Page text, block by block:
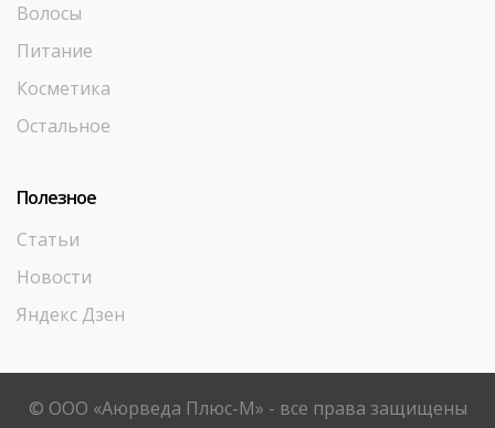
Волосы
Питание
Косметика
Остальное
Полезное
Статьи
Новости
Яндекс Дзен
© ООО «Аюрведа Плюс-М» - все права защищены